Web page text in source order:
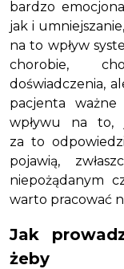
bardzo
jak i
na to wpływ
chorobie,
doświadczenia,
pacjenta
wpływu na to,
za to
pojawią,
niepożądanym
warto pracować
Jak
żeby